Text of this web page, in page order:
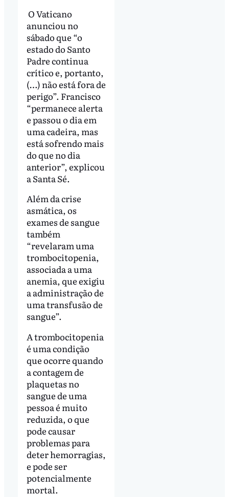
O Vaticano
anunciou no
sábado que “o
estado do Santo
Padre continua
crítico e, portanto,
(…) não está fora de
perigo”. Francisco
“permanece alerta
e passou o dia em
uma cadeira, mas
está sofrendo mais
do que no dia
anterior”, explicou
a Santa Sé.
Além da crise
asmática, os
exames de sangue
também
“revelaram uma
trombocitopenia,
associada a uma
anemia, que exigiu
a administração de
uma transfusão de
sangue”.
A trombocitopenia
é uma condição
que ocorre quando
a contagem de
plaquetas no
sangue de uma
pessoa é muito
reduzida, o que
pode causar
problemas para
deter hemorragias,
e pode ser
potencialmente
mortal.